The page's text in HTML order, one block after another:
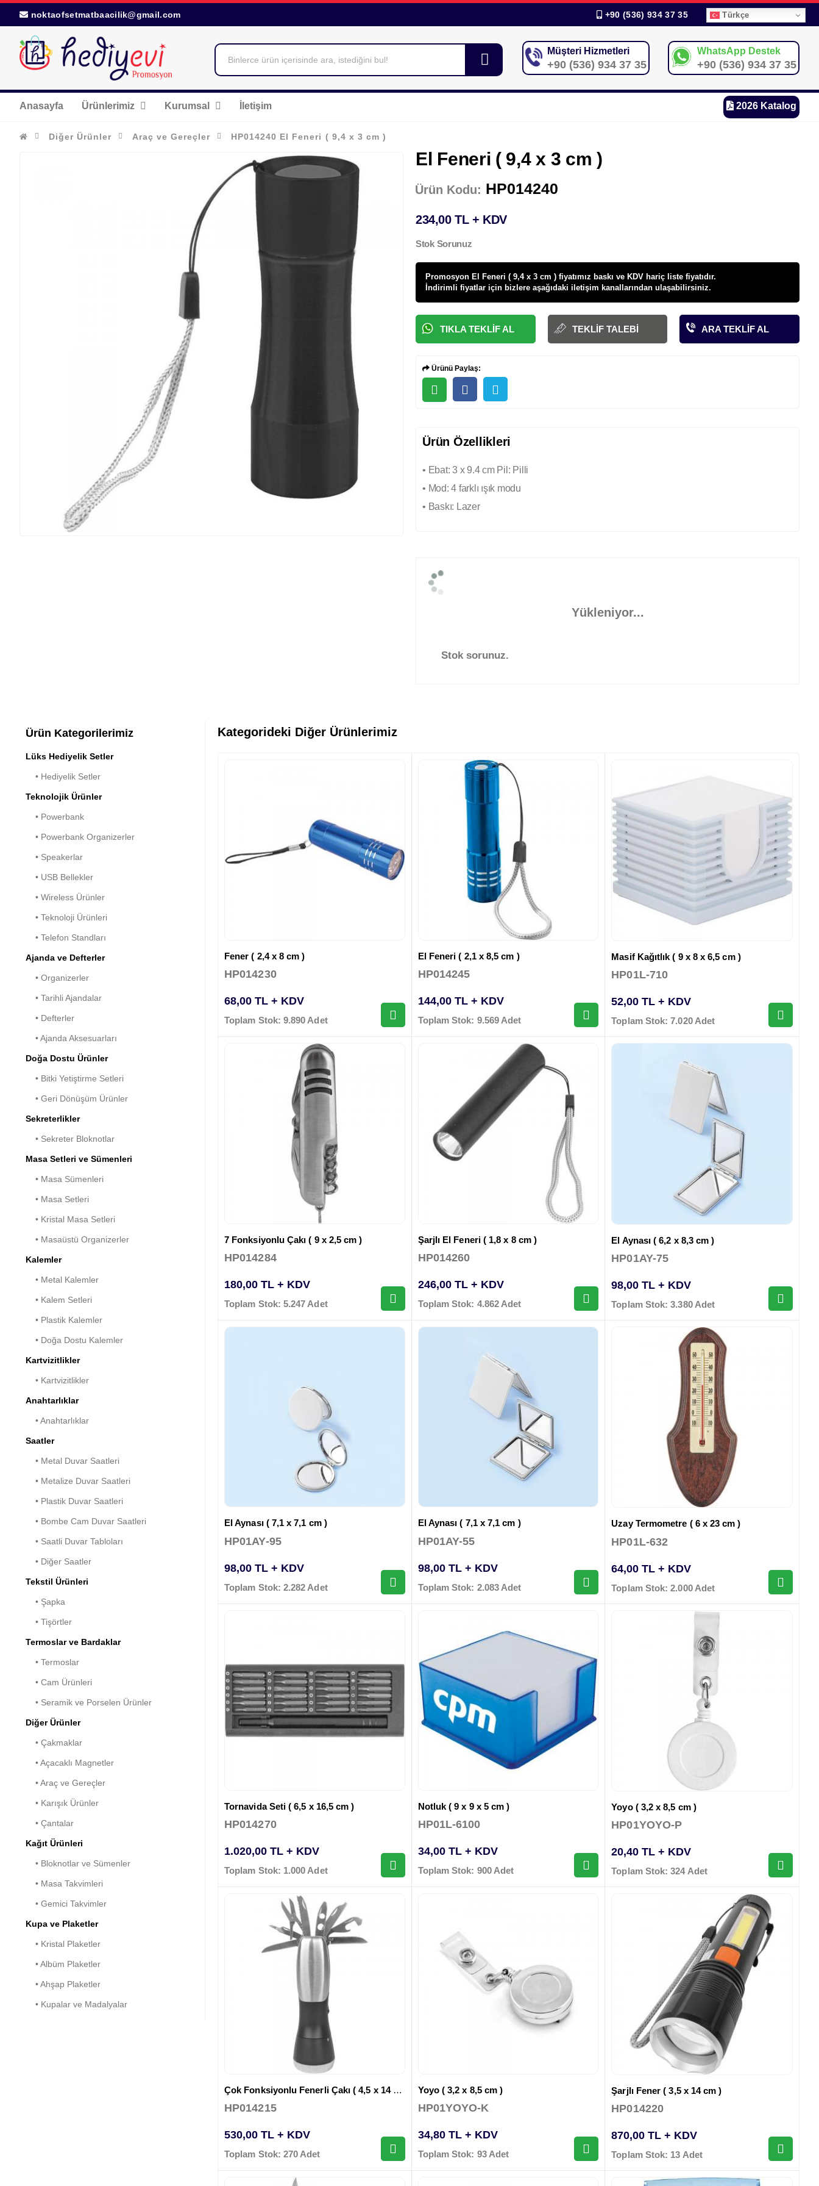
noktaofsetmatbaacilik@gmail.com +90 (536) 934 37 35 Türkçe
Müşteri Hizmetleri
+90 (536) 934 37 35
WhatsApp Destek
+90 (536) 934 37 35
Anasayfa Ürünlerimiz Kurumsal İletişim 2026 Katalog
Diğer Ürünler Araç ve Gereçler HP014240 El Feneri ( 9,4 x 3 cm )
El Feneri ( 9,4 x 3 cm )
Ürün Kodu: HP014240
234,00 TL + KDV
Stok Sorunuz
Promosyon El Feneri ( 9,4 x 3 cm ) fiyatımız baskı ve KDV hariç liste fiyatıdır.
İndirimli fiyatlar için bizlere aşağıdaki iletişim kanallarından ulaşabilirsiniz.
TIKLA TEKLIF AL TEKLIF TALEBI ARA TEKLIF AL
Ürünü Paylaş:
Ürün Özellikleri
• Ebat: 3 x 9.4 cm Pil: Pilli
• Mod: 4 farklı ışık modu
• Baskı: Lazer
Yükleniyor...
Stok sorunuz.
Ürün Kategorilerimiz
Lüks Hediyelik Setler
• Hediyelik Setler
Teknolojik Ürünler
• Powerbank
• Powerbank Organizerler
• Speakerlar
• USB Bellekler
• Wireless Ürünler
• Teknoloji Ürünleri
• Telefon Standları
Ajanda ve Defterler
• Organizerler
• Tarihli Ajandalar
• Defterler
• Ajanda Aksesuarları
Doğa Dostu Ürünler
• Bitki Yetiştirme Setleri
• Geri Dönüşüm Ürünler
Sekreterlikler
• Sekreter Bloknotlar
Masa Setleri ve Sümenleri
• Masa Sümenleri
• Masa Setleri
• Kristal Masa Setleri
• Masaüstü Organizerler
Kalemler
• Metal Kalemler
• Kalem Setleri
• Plastik Kalemler
• Doğa Dostu Kalemler
Kartvizitlikler
• Kartvizitlikler
Anahtarlıklar
• Anahtarlıklar
Saatler
• Metal Duvar Saatleri
• Metalize Duvar Saatleri
• Plastik Duvar Saatleri
• Bombe Cam Duvar Saatleri
• Saatli Duvar Tabloları
• Diğer Saatler
Tekstil Ürünleri
• Şapka
• Tişörtler
Termoslar ve Bardaklar
• Termoslar
• Cam Ürünleri
• Seramik ve Porselen Ürünler
Diğer Ürünler
• Çakmaklar
• Açacaklı Magnetler
• Araç ve Gereçler
• Karışık Ürünler
• Çantalar
Kağıt Ürünleri
• Bloknotlar ve Sümenler
• Masa Takvimleri
• Gemici Takvimler
Kupa ve Plaketler
• Kristal Plaketler
• Albüm Plaketler
• Ahşap Plaketler
• Kupalar ve Madalyalar
Kategorideki Diğer Ürünlerimiz
Fener ( 2,4 x 8 cm )
HP014230
68,00 TL + KDV
Toplam Stok: 9.890 Adet
El Feneri ( 2,1 x 8,5 cm )
HP014245
144,00 TL + KDV
Toplam Stok: 9.569 Adet
Masif Kağıtlık ( 9 x 8 x 6,5 cm )
HP01L-710
52,00 TL + KDV
Toplam Stok: 7.020 Adet
7 Fonksiyonlu Çakı ( 9 x 2,5 cm )
HP014284
180,00 TL + KDV
Toplam Stok: 5.247 Adet
Şarjlı El Feneri ( 1,8 x 8 cm )
HP014260
246,00 TL + KDV
Toplam Stok: 4.862 Adet
El Aynası ( 6,2 x 8,3 cm )
HP01AY-75
98,00 TL + KDV
Toplam Stok: 3.380 Adet
El Aynası ( 7,1 x 7,1 cm )
HP01AY-95
98,00 TL + KDV
Toplam Stok: 2.282 Adet
El Aynası ( 7,1 x 7,1 cm )
HP01AY-55
98,00 TL + KDV
Toplam Stok: 2.083 Adet
Uzay Termometre ( 6 x 23 cm )
HP01L-632
64,00 TL + KDV
Toplam Stok: 2.000 Adet
Tornavida Seti ( 6,5 x 16,5 cm )
HP014270
1.020,00 TL + KDV
Toplam Stok: 1.000 Adet
Notluk ( 9 x 9 x 5 cm )
HP01L-6100
34,00 TL + KDV
Toplam Stok: 900 Adet
Yoyo ( 3,2 x 8,5 cm )
HP01YOYO-P
20,40 TL + KDV
Toplam Stok: 324 Adet
Çok Fonksiyonlu Fenerli Çakı ( 4,5 x 14 cm )
HP014215
530,00 TL + KDV
Toplam Stok: 270 Adet
Yoyo ( 3,2 x 8,5 cm )
HP01YOYO-K
34,80 TL + KDV
Toplam Stok: 93 Adet
Şarjlı Fener ( 3,5 x 14 cm )
HP014220
870,00 TL + KDV
Toplam Stok: 13 Adet